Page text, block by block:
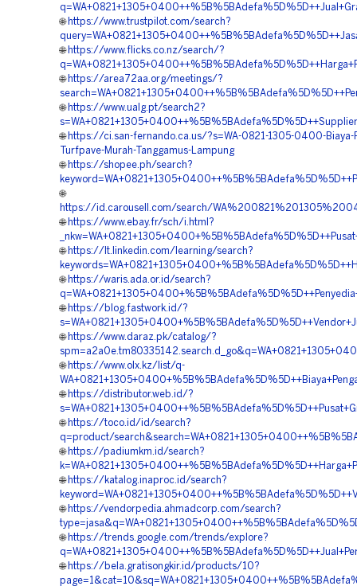
🌐 https://www.trustpilot.com/search?
🌐 https://www.flicks.co.nz/search/?
🌐 https://area72aa.org/meetings/?
🌐 https://www.ualg.pt/search2?
🌐 https://ci.san-fernando.ca.us/?s=WA-0821-1305-0400-Biaya-
Turfpave-Murah-Tanggamus-Lampung
🌐 https://shopee.ph/search?
🌐
https://id.carousell.com/search/
🌐 https://www.ebay.fr/sch/i.html?
🌐 https://lt.linkedin.com/learning/search?
🌐 https://waris.ada.or.id/search?
🌐 https://blog.fastwork.id/?
🌐 https://www.daraz.pk/catalog/?
🌐 https://www.olx.kz/list/q-
🌐 https://distributor.web.id/?
🌐 https://toco.id/id/search?
q=product/
🌐 https://padiumkm.id/search?
🌐 https://katalog.inaproc.id/search?
🌐 https://vendorpedia.ahmadcorp.com/search?
🌐 https://trends.google.com/trends/explore?
🌐 https://bela.gratisongkir.id/products/10?